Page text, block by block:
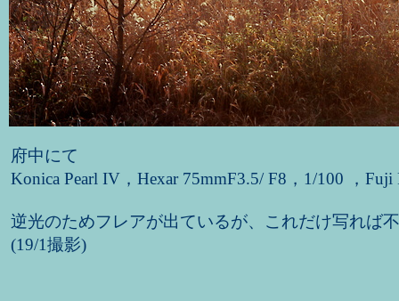
府中にて
Konica Pearl IV，Hexar 75mmF3.5/ F8，1/100 ，Fuji
逆光のためフレアが出ているが、これだけ写れば
(19/1撮影)